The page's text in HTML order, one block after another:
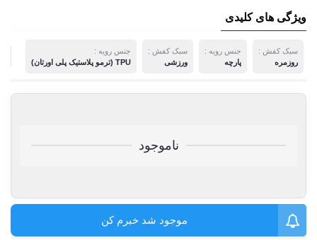
ویژگی های کلیدی
سبک کفش :
روزمره
جنس رویه :
پارچه
سبک کفش :
ورزشی
جنس رویه :
TPU (ترمو پلاستیک پلی اورتان)
ناموجود
موجود شد خبرم کن